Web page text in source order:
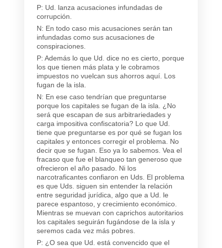
P: Ud. lanza acusaciones infundadas de
corrupción.
N: En todo caso mis acusaciones serán tan
infundadas como sus acusaciones de
conspiraciones.
P: Además lo que Ud. dice no es cierto, porque
los que tienen más plata y le cobramos
impuestos no vuelcan sus ahorros aquí. Los
fugan de la isla.
N: En ese caso tendrían que preguntarse
porque los capitales se fugan de la isla. ¿No
será que escapan de sus arbitrariedades y
carga impositiva confiscatoria? Lo que Ud.
tiene que preguntarse es por qué se fugan los
capitales y entonces corregir el problema. No
decir que se fugan. Eso ya lo sabemos. Vea el
fracaso que fue el blanqueo tan generoso que
ofrecieron el año pasado. Ni los
narcotraficantes confiaron en Uds. El problema
es que Uds. siguen sin entender la relación
entre seguridad jurídica, algo que a Ud. le
parece espantoso, y crecimiento económico.
Mientras se muevan con caprichos autoritarios
los capitales seguirán fugándose de la isla y
seremos cada vez más pobres.
P: ¿O sea que Ud. está convencido que el